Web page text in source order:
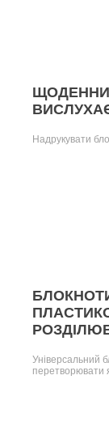
Надрукувати
Універсальний
перетворювати